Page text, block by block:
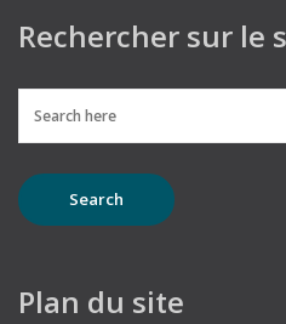
Rechercher sur le
Plan du site